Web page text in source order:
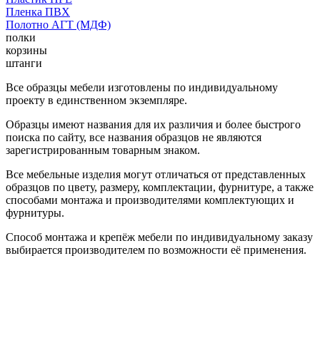
Пленка ПВХ
Полотно АГТ (МДФ)
полки
корзины
штанги
Все образцы мебели изготовлены по индивидуальному
проекту в единственном экземпляре.
Образцы имеют названия для их различия и более быстрого
поиска по сайту, все названия образцов не являются
зарегистрированным товарным знаком.
Все мебельные изделия могут отличаться от представленных
образцов по цвету, размеру, комплектации, фурнитуре, а также
способами монтажа и производителями комплектующих и
фурнитуры.
Способ монтажа и крепёж мебели по индивидуальному заказу
выбирается производителем по возможности её применения.